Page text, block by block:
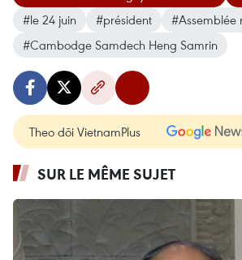
#le 24 juin
#président
#Assemblée
#Cambodge Samdech Heng Samrin
Theo dõi VietnamPlus
SUR LE MÊME SUJET